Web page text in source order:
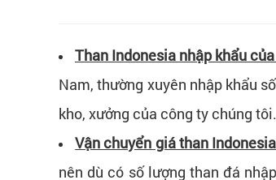
Than Indonesia nhập khẩu
Nam, thường xuyên nhập khẩu
kho, xưởng của công ty chúng tôi.
Vận chuyển giá than
nên dù có số lượng than đá